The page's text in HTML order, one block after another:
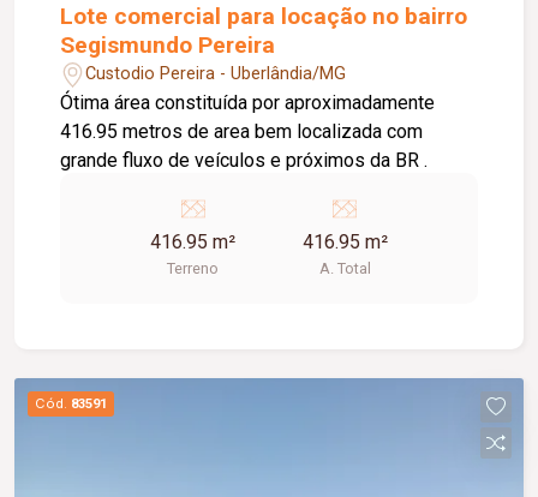
Lote comercial para locação no bairro
Segismundo Pereira
Custodio Pereira - Uberlândia/MG
Ótima área constituída por aproximadamente
416.95 metros de area bem localizada com
grande fluxo de veículos e próximos da BR .
416.95 m²
Terreno
416.95 m²
A. Total
Cód. 83591